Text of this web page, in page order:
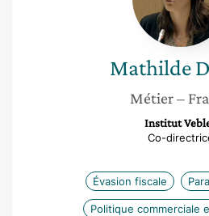
Mathilde
Métier–
Institut
Co-
Évasion fiscale
Politique commerciale